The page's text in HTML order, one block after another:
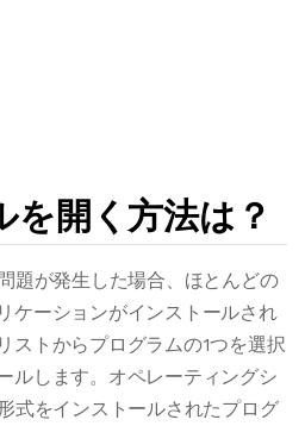
を開く方法は？
題が発生した場合、ほとんどの
ケーションがインストールされ
ストからプログラムの1つを選択
ルします。オペレーティングシ
式をインストールされたプログ